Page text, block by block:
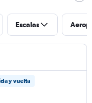
Escalas
y vuelta